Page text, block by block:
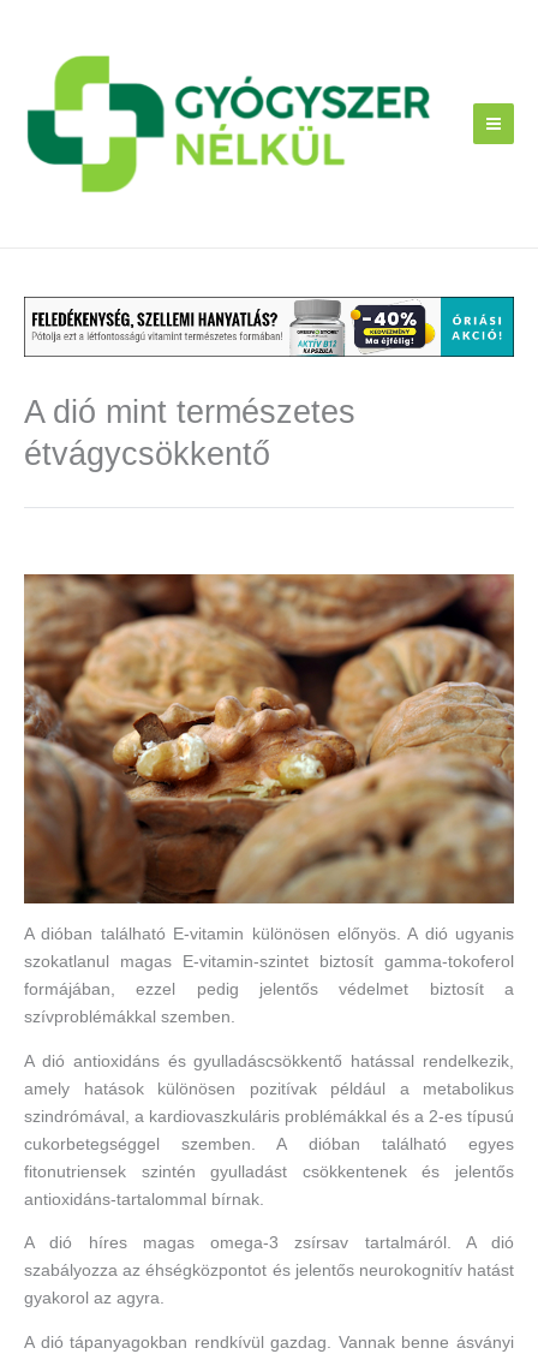
A dió mint természetes
étvágycsökkentő
A dióban található E-vitamin különösen előnyös. A dió ugyanis
szokatlanul magas E-vitamin-szintet biztosít gamma-tokoferol
formájában, ezzel pedig jelentős védelmet biztosít a
szívproblémákkal szemben.
A dió antioxidáns és gyulladáscsökkentő hatással rendelkezik,
amely hatások különösen pozitívak például a metabolikus
szindrómával, a kardiovaszkuláris problémákkal és a 2-es típusú
cukorbetegséggel szemben. A dióban található egyes
fitonutriensek szintén gyulladást csökkentenek és jelentős
antioxidáns-tartalommal bírnak.
A dió híres magas omega-3 zsírsav tartalmáról. A dió
szabályozza az éhségközpontot és jelentős neurokognitív hatást
gyakorol az agyra.
A dió tápanyagokban rendkívül gazdag. Vannak benne ásványi